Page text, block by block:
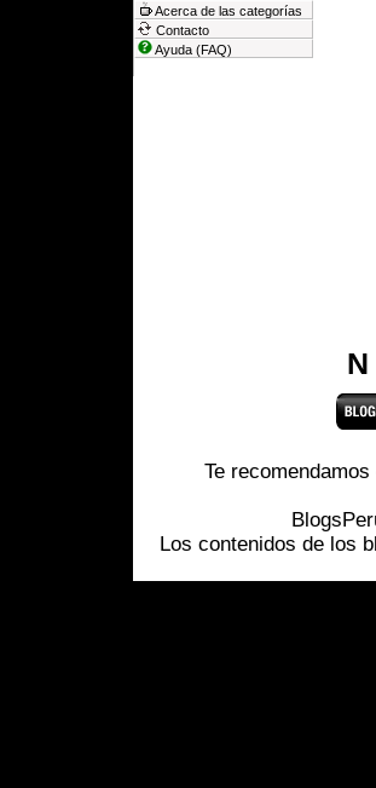
Acerca de las categorías
Contacto
Ayuda (FAQ)
Te
Los contenidos de los